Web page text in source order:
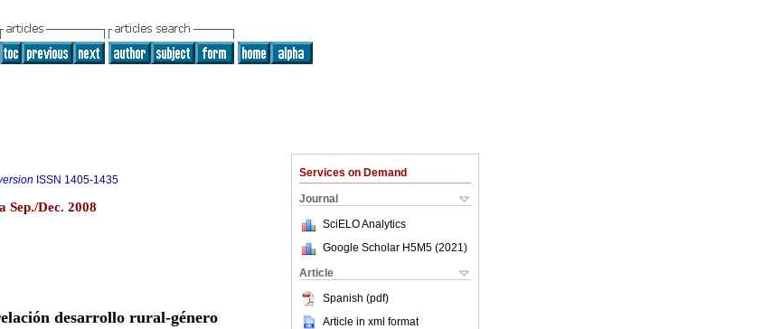
Services on Demand
Journal
SciELO Analytics
Google Scholar H5M5 (2021 )
Article
Spanish (pdf)
Article in xml format
ISSN 1405-1435
Sep./Dec. 2008
desarrollo rural-género